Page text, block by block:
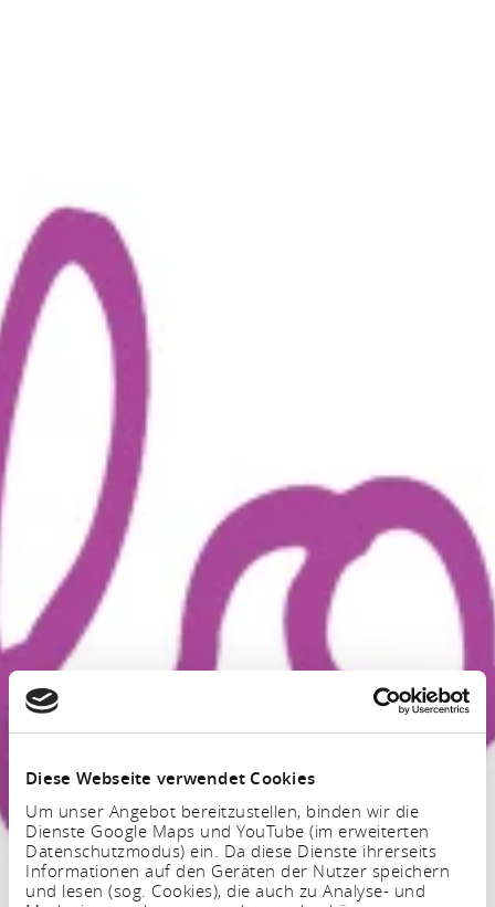
Diese Webseite verwendet Cookies
Um unser Angebot bereitzustellen, binden wir die
Dienste Google Maps und YouTube (im erweiterten
Datenschutzmodus) ein. Da diese Dienste ihrerseits
Informationen auf den Geräten der Nutzer speichern
und lesen (sog. Cookies), die auch zu Analyse- und